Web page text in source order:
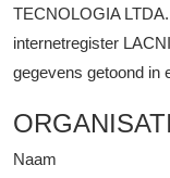
TECNOLOGIA LTDA.
internetregister
gegevens getoond in
Naam